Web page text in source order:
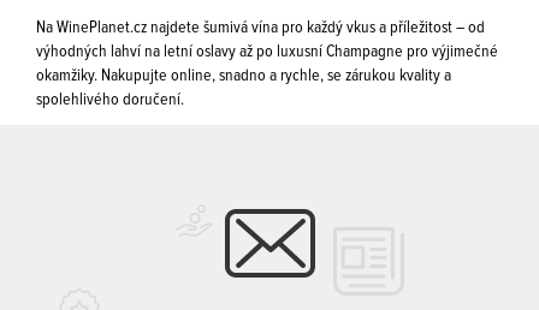
Na WinePlanet.cz najdete šumivá vína pro každý vkus a příležitost – od
výhodných lahví na letní oslavy až po luxusní Champagne pro výjimečné
okamžiky. Nakupujte online, snadno a rychle, se zárukou kvality a
spolehlivého doručení.